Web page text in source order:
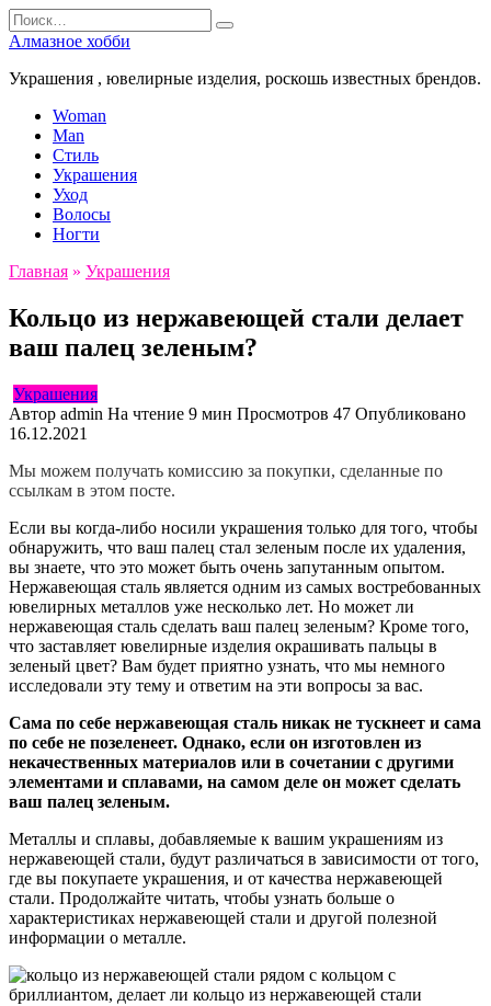
Перейти
к
Search
for:
Алмазное хобби
Украшения , ювелирные изделия, роскошь известных брендов.
Woman
Man
Стиль
Украшения
Уход
Волосы
Ногти
Главная » Украшения
Кольцо из нержавеющей стали делает
ваш палец зеленым?
Украшения
Автор admin На чтение 9 мин Просмотров 47 Опубликовано
16.12.2021
Мы можем получать комиссию за покупки, сделанные по
ссылкам в этом посте.
Если вы когда-либо носили украшения только для того, чтобы
обнаружить, что ваш палец стал зеленым после их удаления,
вы знаете, что это может быть очень запутанным опытом.
Нержавеющая сталь является одним из самых востребованных
ювелирных металлов уже несколько лет. Но может ли
нержавеющая сталь сделать ваш палец зеленым? Кроме того,
что заставляет ювелирные изделия окрашивать пальцы в
зеленый цвет? Вам будет приятно узнать, что мы немного
исследовали эту тему и ответим на эти вопросы за вас.
Сама по себе нержавеющая сталь никак не тускнеет и сама
по себе не позеленеет. Однако, если он изготовлен из
некачественных материалов или в сочетании с другими
элементами и сплавами, на самом деле он может сделать
ваш палец зеленым.
Металлы и сплавы, добавляемые к вашим украшениям из
нержавеющей стали, будут различаться в зависимости от того,
где вы покупаете украшения, и от качества нержавеющей
стали. Продолжайте читать, чтобы узнать больше о
характеристиках нержавеющей стали и другой полезной
информации о металле.